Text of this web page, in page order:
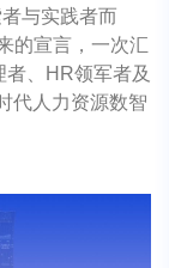
与实践者而
的宣言，一次汇
、 HR领军者及
代人力资源数智